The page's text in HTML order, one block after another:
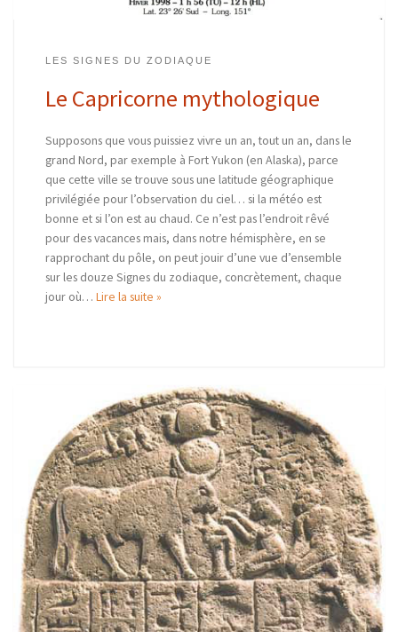
LES SIGNES DU ZODIAQUE
Le Capricorne mythologique
Supposons que vous puissiez vivre un an, tout un an, dans le
grand Nord, par exemple à Fort Yukon (en Alaska), parce
que cette ville se trouve sous une latitude géographique
privilégiée pour l’observation du ciel… si la météo est
bonne et si l’on est au chaud. Ce n’est pas l’endroit rêvé
pour des vacances mais, dans notre hémisphère, en se
rapprochant du pôle, on peut jouir d’une vue d’ensemble
sur les douze Signes du zodiaque, concrètement, chaque
jour où… Lire la suite »